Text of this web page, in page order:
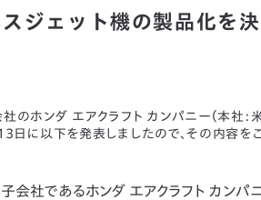
ジェット機の製品化を
のホンダ エアクラフト カンパニー（本社:
に以下を発表しましたので、その内容をご
社であるホンダ エアクラフト カン